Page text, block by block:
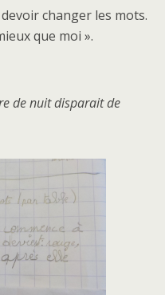
changer les mots.
que moi ».
de nuit disparait de